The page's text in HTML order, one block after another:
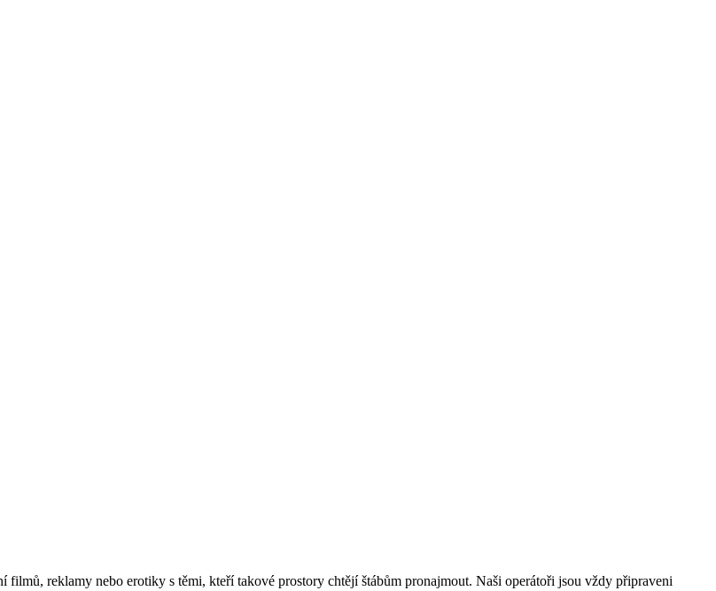
filmů, reklamy nebo erotiky s těmi, kteří takové prostory chtějí štábům pronajmout. Naši operátoři jsou vždy připraveni